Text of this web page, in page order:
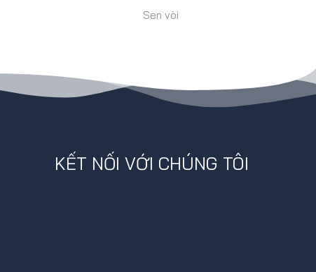
Sen vòi
KẾT NỐI VỚI CHÚNG TÔI